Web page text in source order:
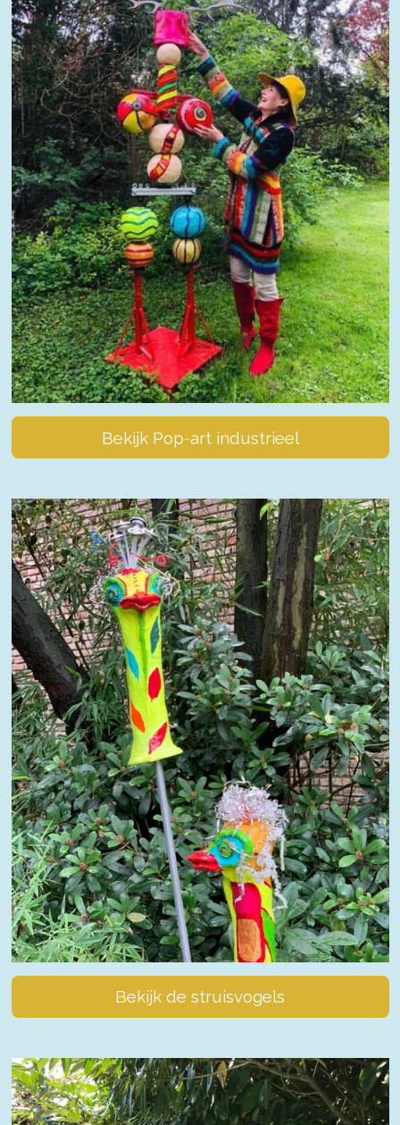
Bekijk Pop-art industrieel
Bekijk de struisvogels